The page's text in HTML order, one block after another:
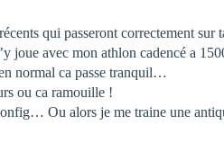
qui passeront correctement
joue avec mon athlon cadencé a
normal ca passe tranquil…
ou ca ramouille !
Ou alors je me traine une